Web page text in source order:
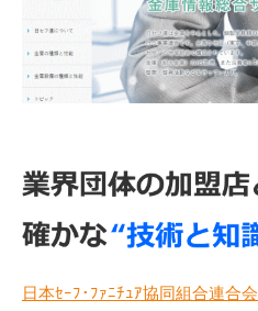
日本ｾｰﾌ･ﾌｧﾆﾁｭｱ協同組合連合会